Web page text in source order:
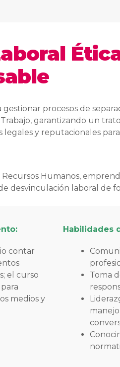
procesos de
garantizando un
y reputacionales
Humanos,
desvinculación laboral de
contar
el curso
medios y
Habilidades
Toma